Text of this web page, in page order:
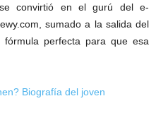
convirtió en el gurú del e-
sumado a la salida del
perfecta para que esa
Biografía del joven